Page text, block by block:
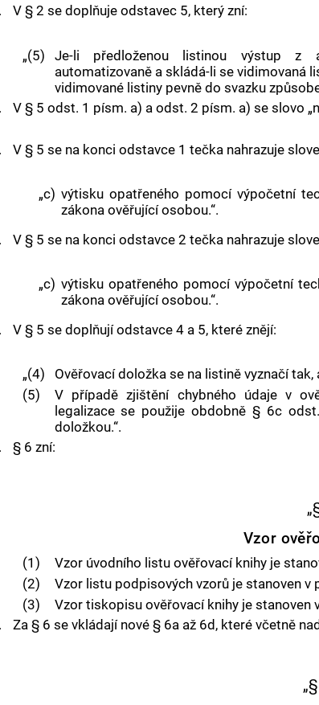
V § 2 se doplňuje odstavec 5, který zní:
„(5)
Je-li předloženou listinou výstup z
automatizovaně a skládá-li se vidimovaná
vidimované listiny pevně do svazku
V § 5 odst. 1 písm. a) a odst. 2 písm. a) se slovo
V § 5 se na konci odstavce 1 tečka nahrazuje
„c) výtisku opatřeného pomocí výpočetní
zákona ověřující osobou.“.
V § 5 se na konci odstavce 2 tečka nahrazuje
„c) výtisku opatřeného pomocí výpočetní
zákona ověřující osobou.“.
V § 5 se doplňují odstavce 4 a 5, které znějí:
„(4)
Ověřovací doložka se na listině vyznačí
(5)
V případě zjištění chybného údaje v
legalizace se použije obdobně § 6c
doložkou.“.
§ 6 zní:
Vzor
(1)
Vzor úvodního listu ověřovací knihy je
(2)
Vzor listu podpisových vzorů je stanoven v
(3)
Vzor tiskopisu ověřovací knihy je stanoven
Za § 6 se vkládají nové § 6a až 6d, které včetně